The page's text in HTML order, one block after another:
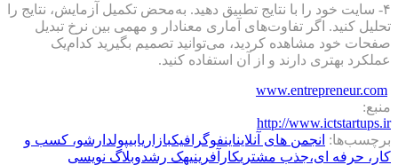
۴- سایت خود را با نتایج تطبیق دهید. به‌محض تکمیل آزمایش، نتایج را
تحلیل کنید. اگر تفاوت‌های آماری معنادار و مهمی بین نرخ تبدیل
صفحات خود مشاهده کردید، می‌توانید تصمیم بگیرید کدام‌یک
عملکرد بهتری دارند و از آن استفاده کنید.
www.entrepreneur.com
منبع:
http://www.ictstartups.ir
برچسب‌ها: انجمن های آنلایناینفوگرافیکبازاریابیپولدارشو، کسب و
کار، حرفه ای،جذب مشتریکارآفرینیهک رشدوبلاگ نویسی